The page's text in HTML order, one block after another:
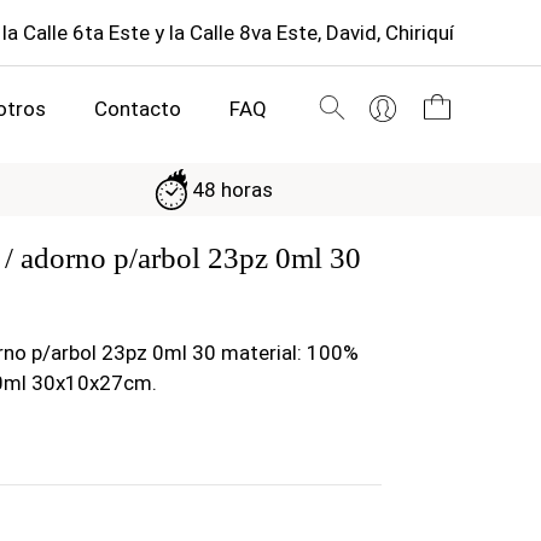
Calle 6ta Este y la Calle 8va Este, David, Chiriquí
Contacto FAQ
48 horas
adorno p/arbol 23pz 0ml 30
p/arbol 23pz 0ml 30 material: 100%
30x10x27cm.